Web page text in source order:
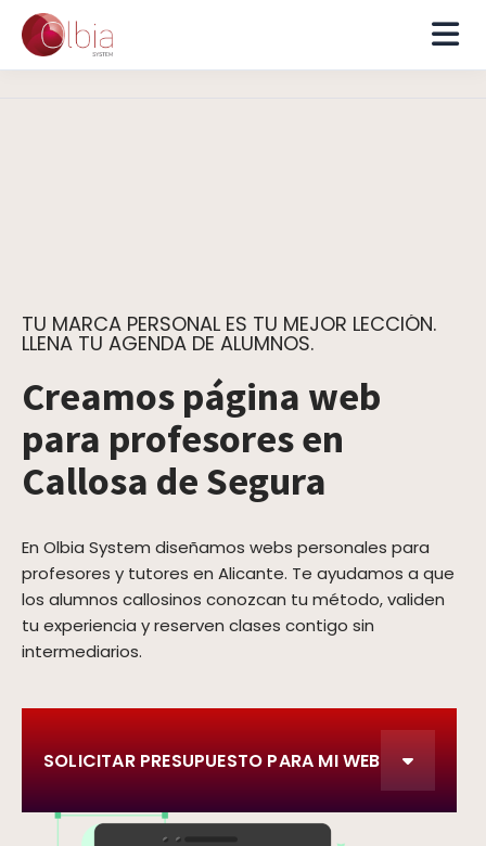
TU MARCA PERSONAL ES TU MEJOR LECCIÓN.
LLENA TU AGENDA DE ALUMNOS.
Creamos página web
para profesores en
Callosa de Segura
En Olbia System diseñamos webs personales para
profesores y tutores en Alicante. Te ayudamos a que
los alumnos callosinos conozcan tu método, validen
tu experiencia y reserven clases contigo sin
intermediarios.
SOLICITAR PRESUPUESTO PARA MI WEB